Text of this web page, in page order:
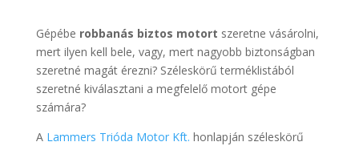
Gépébe robbanás biztos motort szeretne vásárolni,
mert ilyen kell bele, vagy, mert nagyobb biztonságban
szeretné magát érezni? Széleskörű terméklistából
szeretné kiválasztani a megfelelő motort gépe
számára?
A Lammers Trióda Motor Kft. honlapján széleskörű